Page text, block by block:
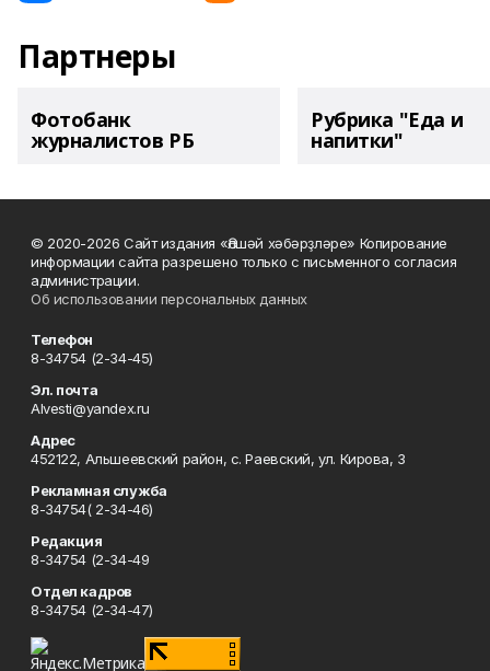
Партнеры
Фотобанк
журналистов РБ
Рубрика "Еда и
напитки"
© 2020-2026 Сайт издания «Әлшәй хәбәрҙләре» Копирование
информации сайта разрешено только с письменного согласия
администрации.
Об использовании персональных данных
Телефон
8-34754 (2-34-45)
Эл. почта
Alvesti@yandex.ru
Адрес
452122, Альшеевский район, с. Раевский, ул. Кирова, 3
Рекламная служба
8-34754( 2-34-46)
Редакция
8-34754 (2-34-49
Отдел кадров
8-34754 (2-34-47)